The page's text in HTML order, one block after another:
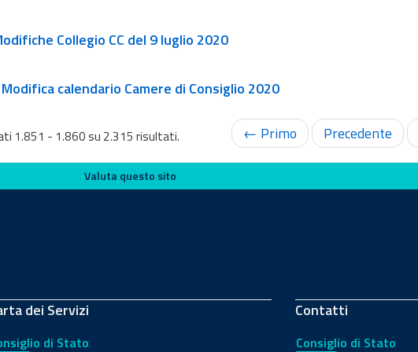
sez. V - Decr. Pres. Severini n. 24 del 2020 - Modifiche Collegio CC del 9 luglio 2020
calendario Camere di Consiglio 2020
1.851 - 1.860 su 2.315 risultati. ← Primo Precedente
Valuta questo sito
dei Servizi
di Stato
Contatti
Consiglio di Stato